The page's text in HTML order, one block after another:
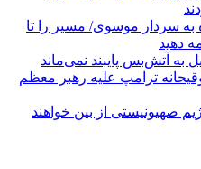
به سردار موسوی/ مسیر را تا
دهید
به آتش‌بس پایبند نمی‌ماند
ترامپ علیه رهبر معظم
صهیونیستی از بین خواهند